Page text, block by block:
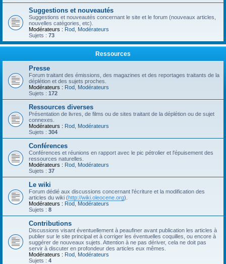
Suggestions et nouveautés
Suggestions et nouveautés concernant le site et le forum (nouveaux articles,
nouvelles catégories, etc).
Modérateurs : Rod Modérateurs
Sujets : 73
Ressources
Presse
Forum traitant des émissions, des magazines et des reportages traitants de la
déplétion et des sujets proches.
Modérateurs : Rod Modérateurs
Sujets : 172
Ressources diverses
Présentation de livres, de films ou de sites traitant de la déplétion ou de sujet
connexes.
Modérateurs : Rod Modérateurs
Sujets : 304
Conférences
Conférences et réunions en rapport avec le pic pétrolier et l'épuisement des
ressources naturelles.
Modérateurs : Rod Modérateurs
Sujets : 37
Le wiki
Forum dédié aux discussions concernant l'écriture et la modification des
articles du wiki (http://wiki.oleocene.org).
Modérateurs : Rod Modérateurs
Sujets : 8
Contributions
Discussions visant éventuellement à peaufiner avant publication les articles à
publier sur le site principal et à corriger les éventuelles coquilles, ou encore à
suggérer de nouveaux sujets. Attention à ne pas dériver, cela ne doit pas
servir à discuter en profondeur des articles eux mêmes.
Modérateurs : Rod Modérateurs
Sujets : 4